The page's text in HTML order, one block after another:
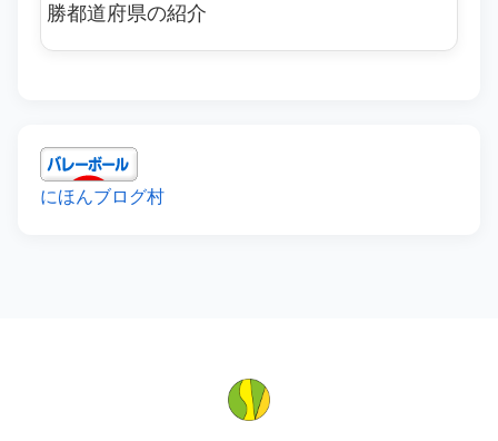
勝都道府県の紹介
にほんブログ村